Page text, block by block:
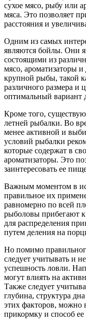
сухое мясо, рыбу или
мяса. Это позволяет
расстояния и
Одним из самых
являются бойлы. Они
состоящими из
мясо, ароматизаторы
крупной рыбы, такой
различного размера и
оптимальный вариант
Кроме того,
летней рыбалки. Во
менее активной и
условий рыбалки
которые содержат в
ароматизаторы. Это
заинтересовать ее
Важным моментом в
правильное их
равномерно по всей
рыболовы прибегают
для распределения
путем деления на
Но помимо
следует учитывать и
успешность ловли.
могут влиять на
Также следует
глубина, структура
этих факторов, можно
прикормку и способ